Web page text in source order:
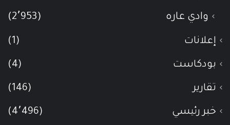
وادي عاره (2٬953)
إعلانات (1)
بودكاست (4)
تقارير (146)
خبر رئيسي (4٬496)